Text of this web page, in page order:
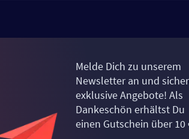
Melde Dich zu unserem
Newsletter an und
exklusive Angebote! Als
Dankeschön erhältst Du
einen Gutschein über 10